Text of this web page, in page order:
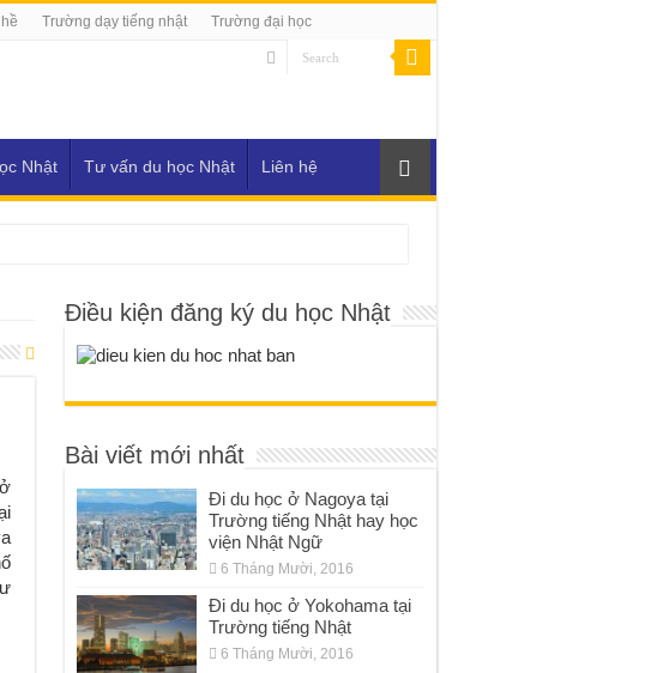
Trường dạy tiếng nhật Trường đại học
Nhật Tư vấn du học Nhật Liên hệ
Điều kiện đăng ký du học Nhật
Bài viết mới nhất
Đi du học ở Nagoya tại
Trường tiếng Nhật hay học
viện Nhật Ngữ
6 Tháng Mười, 2016
Đi du học ở Yokohama tại
Trường tiếng Nhật
6 Tháng Mười, 2016